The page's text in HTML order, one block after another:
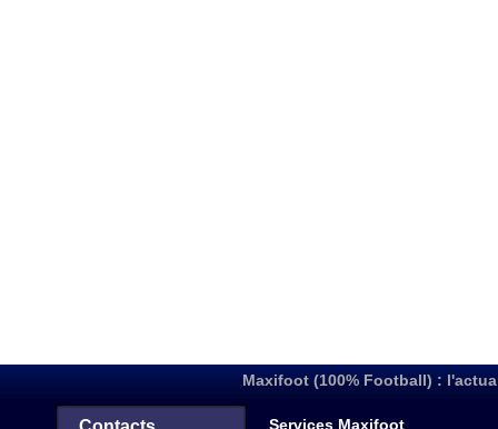
Maxifoot (100% Football) :
Services Maxifoot